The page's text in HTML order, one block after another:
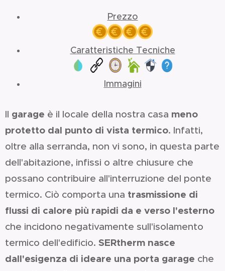
Prezzo
Caratteristiche Tecniche
Immagini
Il garage è il locale della nostra casa meno
protetto dal punto di vista termico. Infatti,
oltre alla serranda, non vi sono, in questa parte
dell'abitazione, infissi o altre chiusure che
possano contribuire all'interruzione del ponte
termico. Ciò comporta una trasmissione di
flussi di calore più rapidi da e verso l'esterno
che incidono negativamente sull'isolamento
termico dell'edificio. SERtherm nasce
dall'esigenza di ideare una porta garage che